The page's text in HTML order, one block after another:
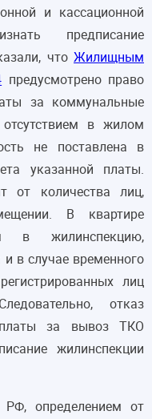
и кассационной
предписание
что Жилищным
предусмотрено право
за коммунальные
в жилом
не поставлена в
указанной платы.
от количества лиц,
В квартире
в жилинспекцию,
в случае временного
лиц
отказ
платы за вывоз ТКО
жилинспекции
определением от